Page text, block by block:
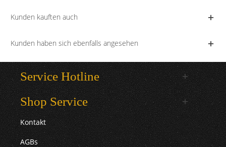
Kunden kauften auch
Kunden haben sich ebenfalls angesehen
Service Hotline
Shop Service
Kontakt
AGBs